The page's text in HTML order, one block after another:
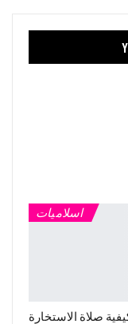
اسلاميات
صلاة الاستخارة